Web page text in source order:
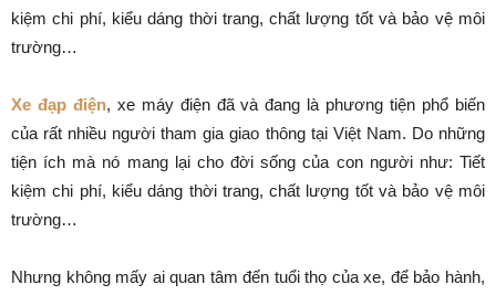
kiệm chi phí, kiểu dáng thời trang, chất lượng tốt và bảo vệ môi
trường…
Xe đạp điện, xe máy điện đã và đang là phương tiện phổ biến
của rất nhiều người tham gia giao thông tại Việt Nam. Do những
tiện ích mà nó mang lại cho đời sống của con người như: Tiết
kiệm chi phí, kiểu dáng thời trang, chất lượng tốt và bảo vệ môi
trường…
Nhưng không mấy ai quan tâm đến tuổi thọ của xe, để bảo hành,